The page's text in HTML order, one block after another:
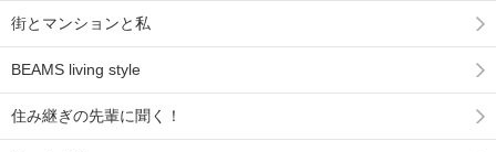
街とマンションと私
BEAMS living style
住み継ぎの先輩に聞く！